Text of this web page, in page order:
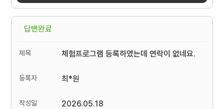
답변완료
체험프로그램 등록하였는데 연락이 없네요.
최*원
2026.05.18